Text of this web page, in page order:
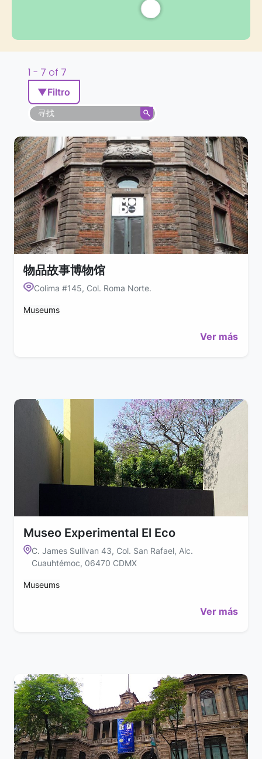
1 - 7 of 7
▼Filtro
物品故事博物馆
Colima #145, Col. Roma Norte.
Museums
Ver más
Museo Experimental El Eco
C. James Sullivan 43, Col. San Rafael, Alc.
Cuauhtémoc, 06470 CDMX
Museums
Ver más